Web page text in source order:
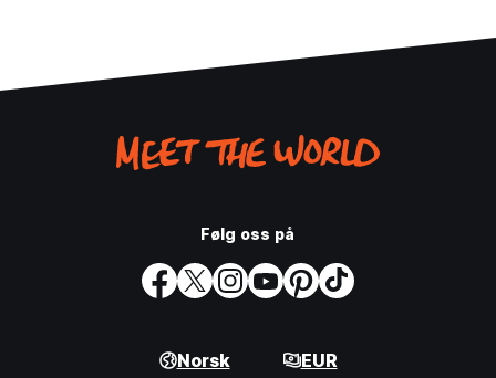
Følg oss på
Norsk EUR